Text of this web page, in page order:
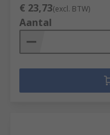
€ 23,73(excl. BTW)
Aantal